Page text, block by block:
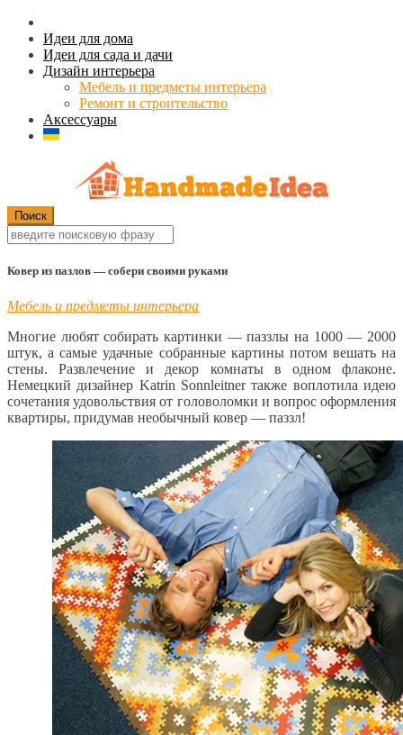
Идеи для дома
Идеи для сада и дачи
Дизайн интерьера
Мебель и предметы интерьера
Ремонт и строительство
Аксессуары
Ковер из пазлов — собери своими руками
Мебель и предметы интерьера
Многие любят собирать картинки — паззлы на 1000 — 2000
штук, а самые удачные собранные картины потом вешать на
стены. Развлечение и декор комнаты в одном флаконе.
Немецкий дизайнер Katrin Sonnleitner также воплотила идею
сочетания удовольствия от головоломки и вопрос оформления
квартиры, придумав необычный ковер — паззл!